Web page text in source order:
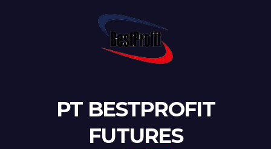
PT BESTPROFIT
FUTURES